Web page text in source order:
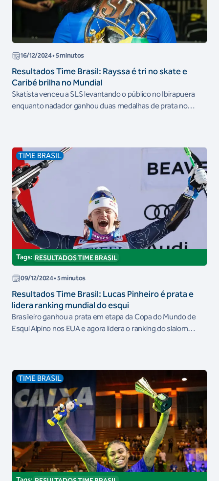
16/12/2024• 5 minutos
Resultados Time Brasil: Rayssa é tri no skate e
Caribé brilha no Mundial
Skatista venceu a SLS levantando o público no Ibirapuera
enquanto nadador ganhou duas medalhas de prata no
TIME BRASIL
Tags: RESULTADOS TIME BRASIL
09/12/2024• 5 minutos
Resultados Time Brasil: Lucas Pinheiro é prata e
lidera ranking mundial do esqui
Brasileiro ganhou a prata em etapa da Copa do Mundo de
Esqui Alpino nos EUA e agora lidera o ranking do slalom
TIME BRASIL